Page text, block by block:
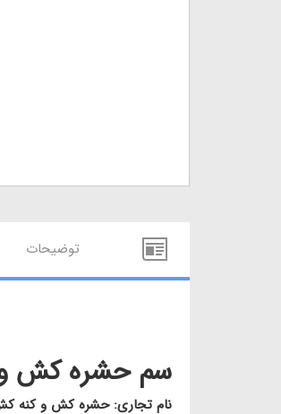
توضيحات
سم حشره کش و
نام تجاری: حشره کش و کنه